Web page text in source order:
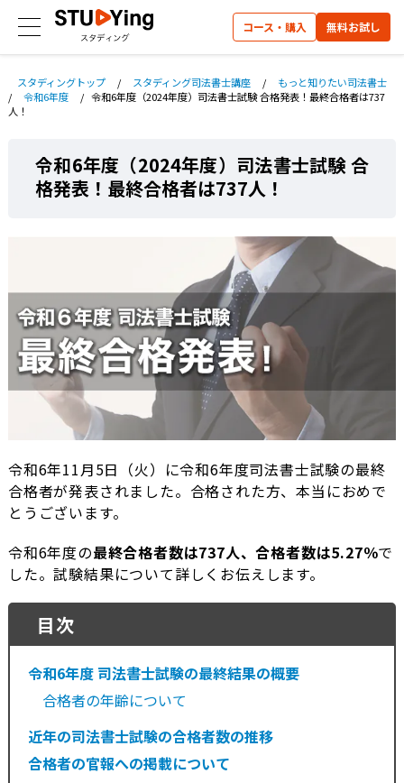
コース・購入 無料お試し
スタディングトップ / スタディング司法書士講座 /
もっと知りたい司法書士
/
令和6年度 / 令和6年度（2024年度）司法書士試験 合格発表！最終合格者は737
人！
令和6年度（2024年度）司法書士試験 合
格発表！最終合格者は737人！
令和6年11月5日（火）に令和6年度司法書士試験の最終
合格者が発表されました。合格された方、本当におめで
とうございます。
令和6年度の最終合格者数は737人、合格者数は5.27％で
した。試験結果について詳しくお伝えします。
目次
令和6年度 司法書士試験の最終結果の概要
合格者の年齢について
近年の司法書士試験の合格者数の推移
合格者の官報への掲載について